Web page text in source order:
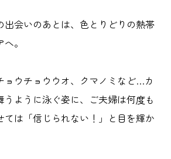
出会いのあとは、色とりどりの熱帯
。
ョウチョウウオ、クマノミなど…カ
うように泳ぐ姿に、ご夫婦は何度も
ては「信じられない！」と目を輝か